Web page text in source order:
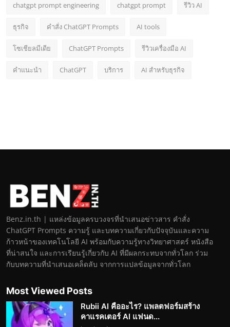
chatgpt prompt engineering chatgpt prompt รีวิว AI
ธุรกิจ คำสั่ง ChatGPT Prompts AI tools
โซเชียลมีเดีย ChatGPT Prompts รีวิวเครื่องมือ AI
คำแนะนำ ChatGPT บริการ AI สำหรับธุรกิจ
Benz.in.th | แหล่งข้อมูลครบวงจรที่นำเสนอข่าวสาร คำสั่ง
ChatGPT Prompts ความรู้ และบทความเกี่ยวกับปัจจุบันและความ
ก้าวหน้าของเทคโนโลยี AI พร้อมกับความรู้ทางวิทยาศาสตร์ หนังสือ
ที่น่าสนใจ และการเรียนรู้เกี่ยวกับ AI ที่มีผลกระทบจากทั่วโลก ร่วม
กับบทความที่นำเสนอเคล็ดลับ จากการแปลข้อมูลจากทั่วโลก
Most Viewed Posts
Rubii AI คืออะไร? แพลตฟอร์มสร้าง
คาแรคเตอร์ AI แฟนด...